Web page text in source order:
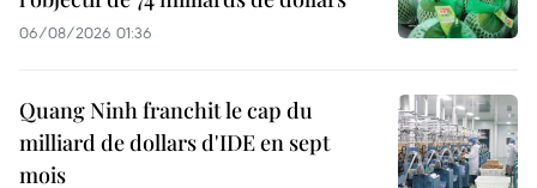
06/08/2026 01:36
Quang Ninh franchit le cap du
milliard de dollars d'IDE en sept
mois